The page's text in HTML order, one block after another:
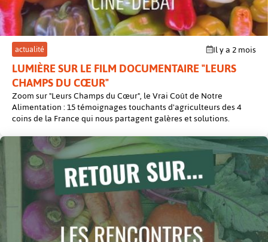
actualité Il y a 2 mois
LUMIÈRE SUR LE FILM DOCUMENTAIRE "LEURS
CHAMPS DU CŒUR"
Zoom sur "Leurs Champs du Cœur", le Vrai Coût de Notre
Alimentation : 15 témoignages touchants d'agriculteurs des 4
coins de la France qui nous partagent galères et solutions.